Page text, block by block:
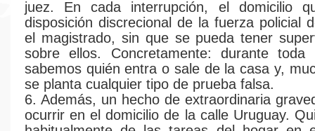
juez. En cada interrupción, el domicilio
disposición discrecional de la fuerza policial
el magistrado, sin que se pueda tener
sobre ellos. Concretamente: durante
sabemos quién entra o sale de la casa y,
se planta cualquier tipo de prueba falsa.
6. Además, un hecho de extraordinaria
ocurrir en el domicilio de la calle Uruguay.